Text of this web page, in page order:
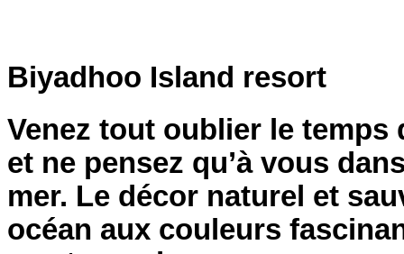
Biyadhoo Island resort
Venez tout oublier le temps
et ne pensez qu’à vous
mer. Le décor naturel et
océan aux couleurs